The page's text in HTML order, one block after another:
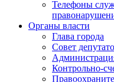
Телефоны
Органы власти
Глава города
Совет
Контрольно-